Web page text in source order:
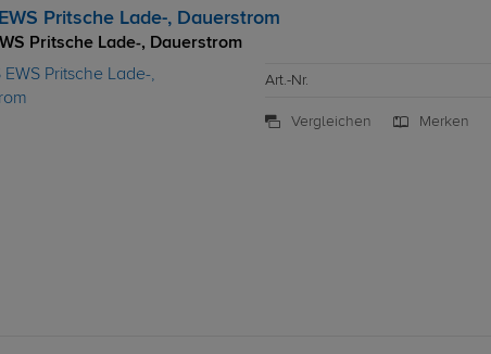
Pritsche Lade-, Dauerstrom
Pritsche Lade-, Dauerstrom
Art.-Nr.
Vergleichen Merken